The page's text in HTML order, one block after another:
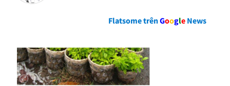
Flatsome trênGoogle News